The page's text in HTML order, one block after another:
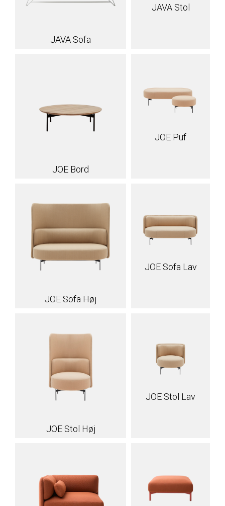
JAVA Sofa
JAVA Stol
JOE Bord
JOE Puf
JOE Sofa Høj
JOE Sofa Lav
JOE Stol Høj
JOE Stol Lav